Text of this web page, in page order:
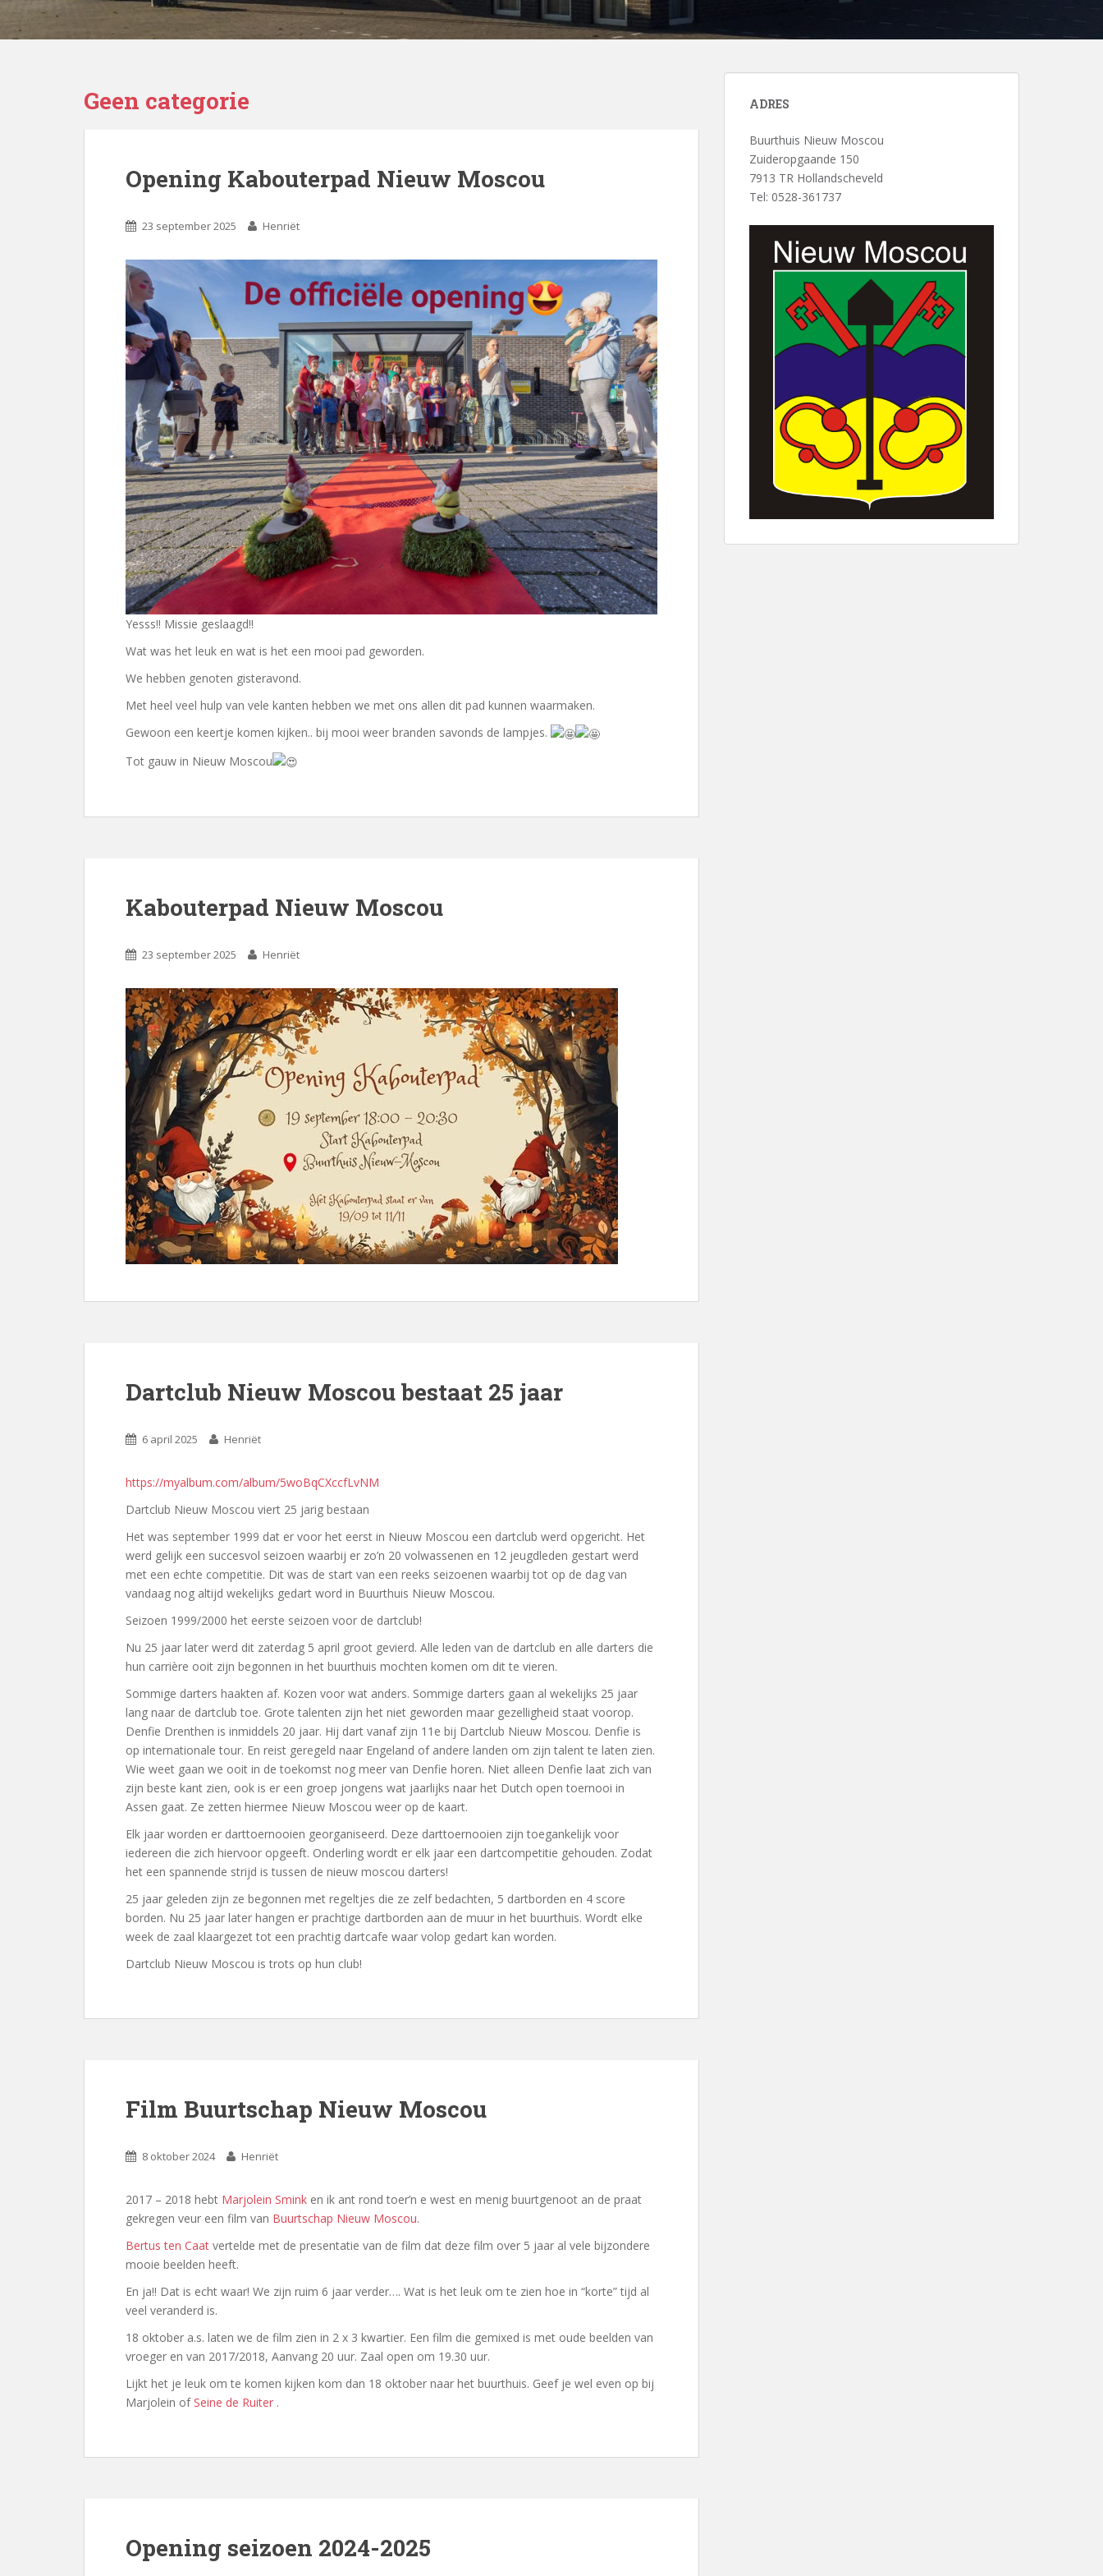
Geen categorie
Opening Kabouterpad Nieuw Moscou
23 september 2025 Henriët
Yesss!! Missie geslaagd!!
Wat was het leuk en wat is het een mooi pad geworden.
We hebben genoten gisteravond.
Met heel veel hulp van vele kanten hebben we met ons allen dit pad kunnen waarmaken.
Gewoon een keertje komen kijken.. bij mooi weer branden savonds de lampjes.
Tot gauw in Nieuw Moscou
Kabouterpad Nieuw Moscou
23 september 2025 Henriët
Dartclub Nieuw Moscou bestaat 25 jaar
6 april 2025 Henriët
https://myalbum.com/album/5woBqCXccfLvNM
Dartclub Nieuw Moscou viert 25 jarig bestaan
Het was september 1999 dat er voor het eerst in Nieuw Moscou een dartclub werd opgericht. Het
werd gelijk een succesvol seizoen waarbij er zo’n 20 volwassenen en 12 jeugdleden gestart werd
met een echte competitie. Dit was de start van een reeks seizoenen waarbij tot op de dag van
vandaag nog altijd wekelijks gedart word in Buurthuis Nieuw Moscou.
Seizoen 1999/2000 het eerste seizoen voor de dartclub!
Nu 25 jaar later werd dit zaterdag 5 april groot gevierd. Alle leden van de dartclub en alle darters die
hun carrière ooit zijn begonnen in het buurthuis mochten komen om dit te vieren.
Sommige darters haakten af. Kozen voor wat anders. Sommige darters gaan al wekelijks 25 jaar
lang naar de dartclub toe. Grote talenten zijn het niet geworden maar gezelligheid staat voorop.
Denfie Drenthen is inmiddels 20 jaar. Hij dart vanaf zijn 11e bij Dartclub Nieuw Moscou. Denfie is
op internationale tour. En reist geregeld naar Engeland of andere landen om zijn talent te laten zien.
Wie weet gaan we ooit in de toekomst nog meer van Denfie horen. Niet alleen Denfie laat zich van
zijn beste kant zien, ook is er een groep jongens wat jaarlijks naar het Dutch open toernooi in
Assen gaat. Ze zetten hiermee Nieuw Moscou weer op de kaart.
Elk jaar worden er darttoernooien georganiseerd. Deze darttoernooien zijn toegankelijk voor
iedereen die zich hiervoor opgeeft. Onderling wordt er elk jaar een dartcompetitie gehouden. Zodat
het een spannende strijd is tussen de nieuw moscou darters!
25 jaar geleden zijn ze begonnen met regeltjes die ze zelf bedachten, 5 dartborden en 4 score
borden. Nu 25 jaar later hangen er prachtige dartborden aan de muur in het buurthuis. Wordt elke
week de zaal klaargezet tot een prachtig dartcafe waar volop gedart kan worden.
Dartclub Nieuw Moscou is trots op hun club!
Film Buurtschap Nieuw Moscou
8 oktober 2024 Henriët
2017 – 2018 hebt Marjolein Smink en ik ant rond toer’n e west en menig buurtgenoot an de praat
gekregen veur een film van Buurtschap Nieuw Moscou.
Bertus ten Caat vertelde met de presentatie van de film dat deze film over 5 jaar al vele bijzondere
mooie beelden heeft.
En ja!! Dat is echt waar! We zijn ruim 6 jaar verder…. Wat is het leuk om te zien hoe in “korte” tijd al
veel veranderd is.
18 oktober a.s. laten we de film zien in 2 x 3 kwartier. Een film die gemixed is met oude beelden van
vroeger en van 2017/2018, Aanvang 20 uur. Zaal open om 19.30 uur.
Lijkt het je leuk om te komen kijken kom dan 18 oktober naar het buurthuis. Geef je wel even op bij
Marjolein ofSeine de Ruiter .
Opening seizoen 2024-2025
ADRES
Buurthuis Nieuw Moscou
Zuideropgaande 150
7913 TR Hollandscheveld
Tel: 0528-361737